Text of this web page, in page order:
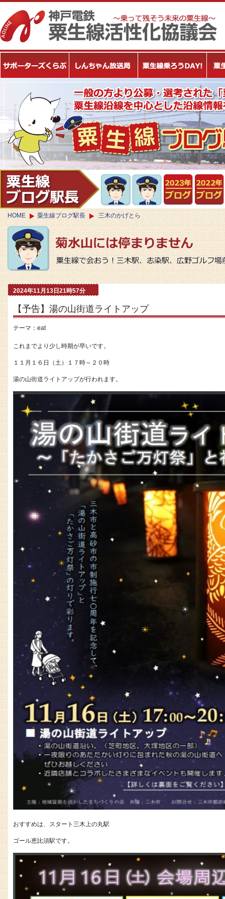
HOME 粟生線ブログ駅長 三木のかげとら
2024年11月13日21時57分
【予告】湯の山街道ライトアップ
テーマ： eat
これまでより少し時期が早いです。
１１月１６日（土）１７時～２０時
湯の山街道ライトアップが行われます。
おすすめは、スタート三木上の丸駅
ゴール恵比須駅です。